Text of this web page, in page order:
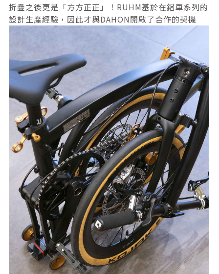
折疊之後更是「方方正正」！RUHM基於在鋁車系列的
設計生產經驗，因此才與DAHON開啟了合作的契機